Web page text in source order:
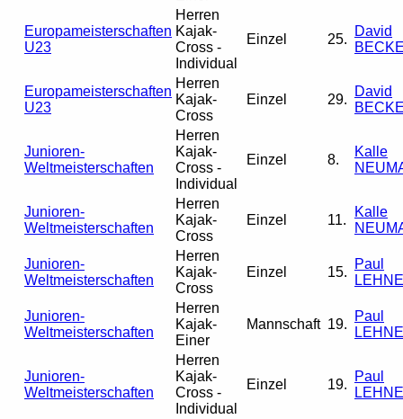
Europameisterschaften
U23
Herren
Kajak-
Cross -
Individual
Einzel 25.
David
Europameisterschaften
U23
Herren
Kajak-
Cross
Einzel 29.
David
Junioren-
Weltmeisterschaften
Herren
Kajak-
Cross -
Individual
Einzel 8.
Kalle
Junioren-
Weltmeisterschaften
Herren
Kajak-
Cross
Einzel 11.
Kalle
Junioren-
Weltmeisterschaften
Herren
Kajak-
Cross
Einzel 15.
Paul
Junioren-
Weltmeisterschaften
Herren
Kajak-
Einer
Mannschaft 19.
Paul
Junioren-
Weltmeisterschaften
Herren
Kajak-
Cross -
Individual
Einzel 19.
Paul